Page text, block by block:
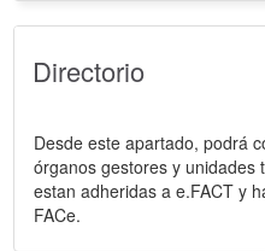
Directorio
Desde este apartado, podrá
órganos gestores y unidades
estan adheridas a e.FACT y
FACe.